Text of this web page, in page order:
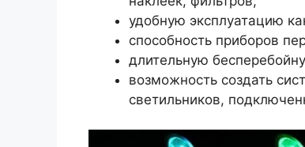
удобную эксплуатацию
способность приборов
длительную
возможность создать
светильников,